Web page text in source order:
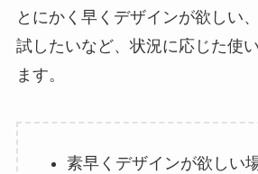
とにかく早くデザインが欲しい
試したいなど、状況に応じた使
ます。
素早くデザインが欲しい